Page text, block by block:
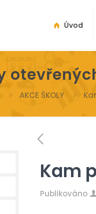
Úvod
AKCE ŠKOLY
Kam
Publikováno